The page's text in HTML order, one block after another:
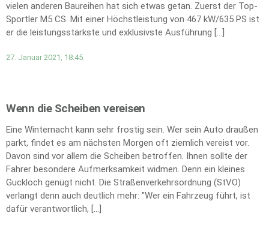
vielen anderen Baureihen hat sich etwas getan. Zuerst der Top-
Sportler M5 CS. Mit einer Höchstleistung von 467 kW/635 PS ist
er die leistungsstärkste und exklusivste Ausführung […]
27. Januar 2021, 18:45
Wenn die Scheiben vereisen
Eine Winternacht kann sehr frostig sein. Wer sein Auto draußen
parkt, findet es am nächsten Morgen oft ziemlich vereist vor.
Davon sind vor allem die Scheiben betroffen. Ihnen sollte der
Fahrer besondere Aufmerksamkeit widmen. Denn ein kleines
Guckloch genügt nicht. Die Straßenverkehrsordnung (StVO)
verlangt denn auch deutlich mehr: "Wer ein Fahrzeug führt, ist
dafür verantwortlich, […]